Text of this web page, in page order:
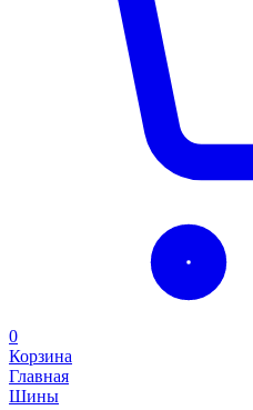
0
Корзина
Главная
Шины